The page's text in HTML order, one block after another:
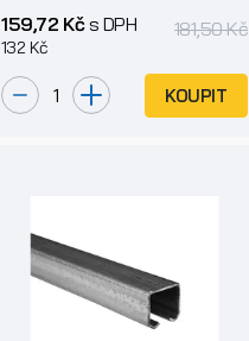
159,72 Kčs DPH
132 Kč
181,50 Kč
KOUPIT